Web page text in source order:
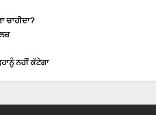
ਚਾਹੀਦਾ?
ਨਹੀਂ ਕੱਟੇਗਾ